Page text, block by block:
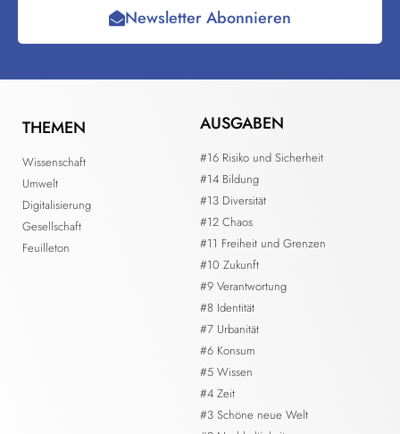
Newsletter Abonnieren
THEMEN
Wissenschaft
Umwelt
Digitalisierung
Gesellschaft
Feuilleton
AUSGABEN
#16 Risiko und Sicherheit
#14 Bildung
#13 Diversität
#12 Chaos
#11 Freiheit und Grenzen
#10 Zukunft
#9 Verantwortung
#8 Identität
#7 Urbanität
#6 Konsum
#5 Wissen
#4 Zeit
#3 Schöne neue Welt